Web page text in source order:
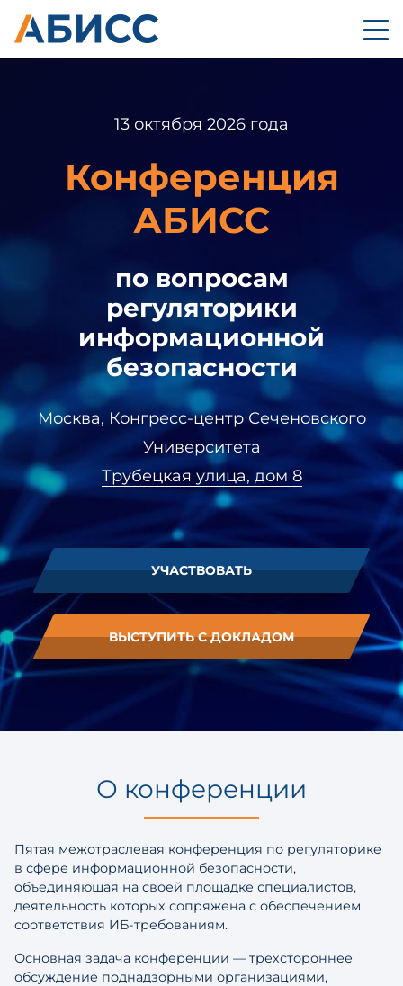
13 октября 2026 года
Конференция
АБИСС
по вопросам
регуляторики
информационной
безопасности
Москва, Конгресс-центр Сеченовского
Университета
Трубецкая улица, дом 8
УЧАСТВОВАТЬ
ВЫСТУПИТЬ С ДОКЛАДОМ
О конференции
Пятая межотраслевая конференция по регуляторике
в сфере информационной безопасности,
объединяющая на своей площадке специалистов,
деятельность которых сопряжена с обеспечением
соответствия ИБ-требованиям.
Основная задача конференции — трехстороннее
обсуждение поднадзорными организациями,